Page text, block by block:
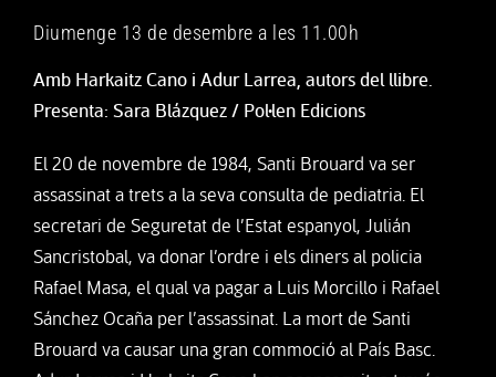
Diumenge 13 de desembre a les 11.00h
Amb Harkaitz Cano i Adur Larrea, autors del llibre.
Presenta: Sara Blázquez / Pol·len Edicions
El 20 de novembre de 1984, Santi Brouard va ser
assassinat a trets a la seva consulta de pediatria. El
secretari de Seguretat de l’Estat espanyol, Julián
Sancristobal, va donar l’ordre i els diners al policia
Rafael Masa, el qual va pagar a Luis Morcillo i Rafael
Sánchez Ocaña per l’assassinat. La mort de Santi
Brouard va causar una gran commoció al País Basc.